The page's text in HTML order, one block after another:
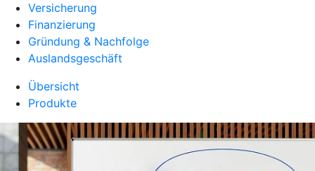
Versicherung
Finanzierung
Gründung & Nachfolge
Auslandsgeschäft
Übersicht
Produkte